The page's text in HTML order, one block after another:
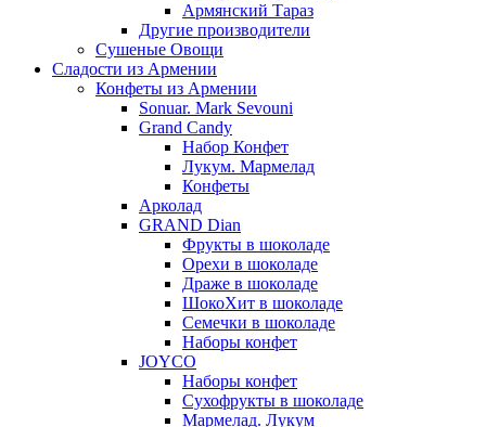
Армянский Тараз
Другие производители
Сушеные Овощи
Сладости из Армении
Конфеты из Армении
Sonuar. Mark Sevouni
Grand Candy
Набор Конфет
Лукум. Мармелад
Конфеты
Арколад
GRAND Dian
Фрукты в шоколаде
Орехи в шоколаде
Драже в шоколаде
ШокоХит в шоколаде
Семечки в шоколаде
Наборы конфет
JOYCO
Наборы конфет
Сухофрукты в шоколаде
Мармелад. Лукум